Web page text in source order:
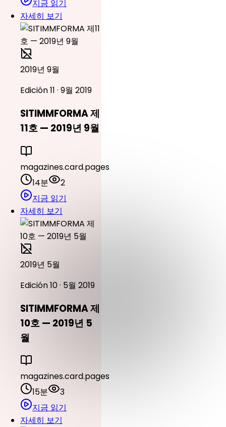
지금 읽기
자세히 보기
2019년 9월
Edición 11 · 9월 2019
SITIMMFORMA 제
11호 — 2019년 9월
magazines.card.pages
14분
2
지금 읽기
자세히 보기
2019년 5월
Edición 10 · 5월 2019
SITIMMFORMA 제
10호 — 2019년 5
월
magazines.card.pages
15분
3
지금 읽기
자세히 보기